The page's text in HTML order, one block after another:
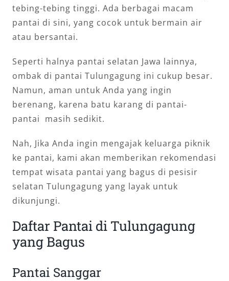
tebing-tebing tinggi. Ada berbagai macam
pantai di sini, yang cocok untuk bermain air
atau bersantai.
Seperti halnya pantai selatan Jawa lainnya,
ombak di pantai Tulungagung ini cukup besar.
Namun, aman untuk Anda yang ingin
berenang, karena batu karang di pantai-
pantai masih sedikit.
Nah, Jika Anda ingin mengajak keluarga piknik
ke pantai, kami akan memberikan rekomendasi
tempat wisata pantai yang bagus di pesisir
selatan Tulungagung yang layak untuk
dikunjungi.
Daftar Pantai di Tulungagung
yang Bagus
Pantai Sanggar